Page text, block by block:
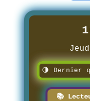
🌗 Dernier
📚